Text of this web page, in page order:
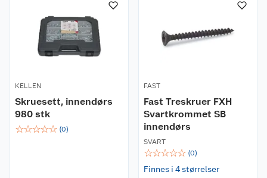
KELLEN
Skruesett, innendørs
980 stk
☆☆☆☆☆ (0)
FAST
Fast Treskruer FXH
Svartkrommet SB
innendørs
SVART
☆☆☆☆☆ (0)
Finnes i 4 størrelser